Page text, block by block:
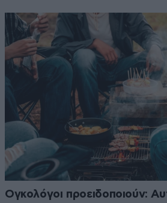
Ογκολόγοι προειδοποιούν: